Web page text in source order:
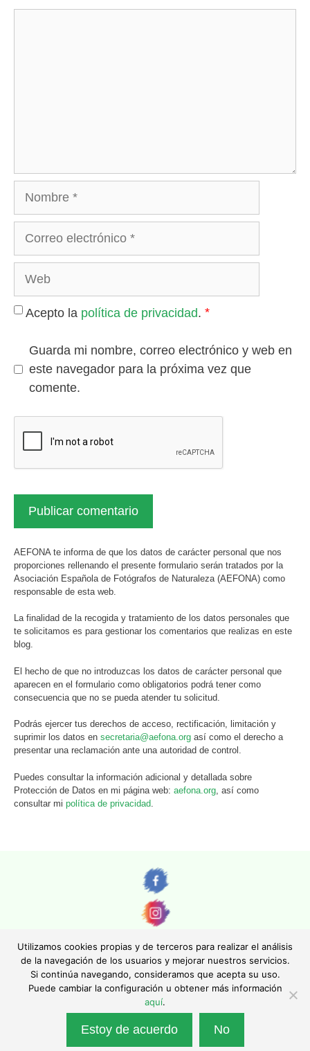
Nombre
Acepto la política de privacidad. *
Guarda mi nombre, correo electrónico y web en
este navegador para la próxima vez que
comente.
AEFONA te informa de que los datos de carácter personal que nos
proporciones rellenando el presente formulario serán tratados por la
Asociación Española de Fotógrafos de Naturaleza (AEFONA) como
responsable de esta web.
La finalidad de la recogida y tratamiento de los datos personales que
te solicitamos es para gestionar los comentarios que realizas en este
blog.
El hecho de que no introduzcas los datos de carácter personal que
aparecen en el formulario como obligatorios podrá tener como
consecuencia que no se pueda atender tu solicitud.
Podrás ejercer tus derechos de acceso, rectificación, limitación y
suprimir los datos en secretaria@aefona.org así como el derecho a
presentar una reclamación ante una autoridad de control.
Puedes consultar la información adicional y detallada sobre
Protección de Datos en mi página web: aefona.org , así como
consultar mi política de privacidad
© AEFONA 2011- 2026 | Todas las imágenes y textos son propiedad de sus
autores. Queda totalmente prohibida su reproducción.
Política de privacidad
Registro Nacional de Asociaciones con el número 130247
Utilizamos cookies propias y de terceros para realizar el análisis
de la navegación de los usuarios y mejorar nuestros servicios.
Si continúa navegando, consideramos que acepta su uso.
Puede cambiar la configuración u obtener más información
aquí.
Estoy de acuerdo No